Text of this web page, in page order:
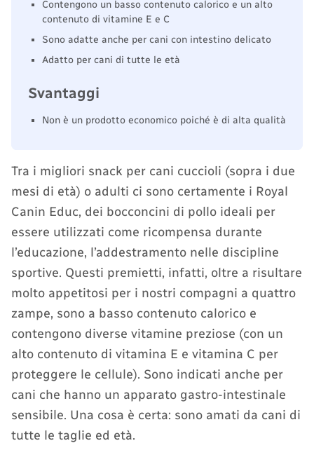
Contengono un basso contenuto calorico e un alto
contenuto di vitamine E e C
Sono adatte anche per cani con intestino delicato
Adatto per cani di tutte le età
Svantaggi
Non è un prodotto economico poiché è di alta qualità
Tra i migliori snack per cani cuccioli (sopra i due
mesi di età) o adulti ci sono certamente i Royal
Canin Educ, dei bocconcini di pollo ideali per
essere utilizzati come ricompensa durante
l’educazione, l’addestramento nelle discipline
sportive. Questi premietti, infatti, oltre a risultare
molto appetitosi per i nostri compagni a quattro
zampe, sono a basso contenuto calorico e
contengono diverse vitamine preziose (con un
alto contenuto di vitamina E e vitamina C per
proteggere le cellule). Sono indicati anche per
cani che hanno un apparato gastro-intestinale
sensibile. Una cosa è certa: sono amati da cani di
tutte le taglie ed età.